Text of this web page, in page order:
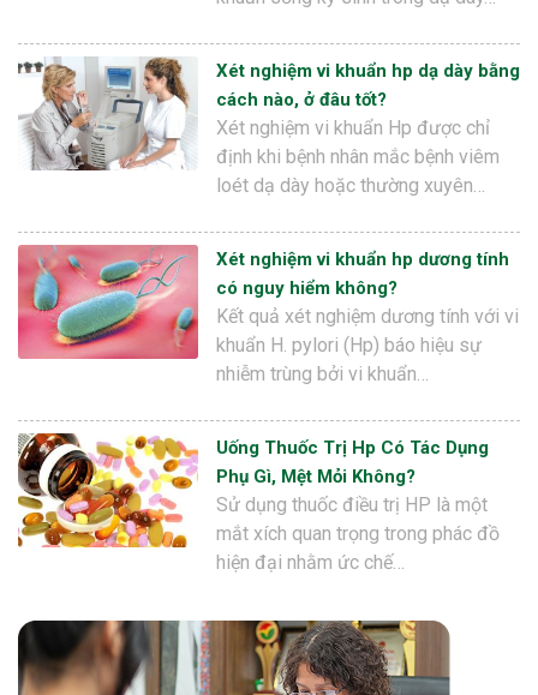
Xét nghiệm vi khuẩn hp dạ dày bằng
cách nào, ở đâu tốt?
Xét nghiệm vi khuẩn Hp được chỉ
định khi bệnh nhân mắc bệnh viêm
loét dạ dày hoặc thường xuyên…
Xét nghiệm vi khuẩn hp dương tính
có nguy hiểm không?
Kết quả xét nghiệm dương tính với vi
khuẩn H. pylori (Hp) báo hiệu sự
nhiễm trùng bởi vi khuẩn…
Uống Thuốc Trị Hp Có Tác Dụng
Phụ Gì, Mệt Mỏi Không?
Sử dụng thuốc điều trị HP là một
mắt xích quan trọng trong phác đồ
hiện đại nhằm ức chế…